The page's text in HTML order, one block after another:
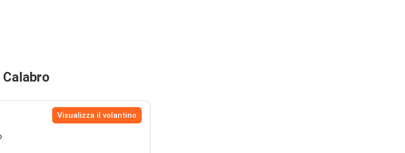
Visualizza il volantino